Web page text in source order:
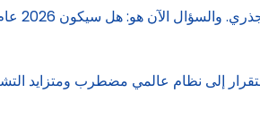
إلى نظام عالمي مضطرب ومتزايد